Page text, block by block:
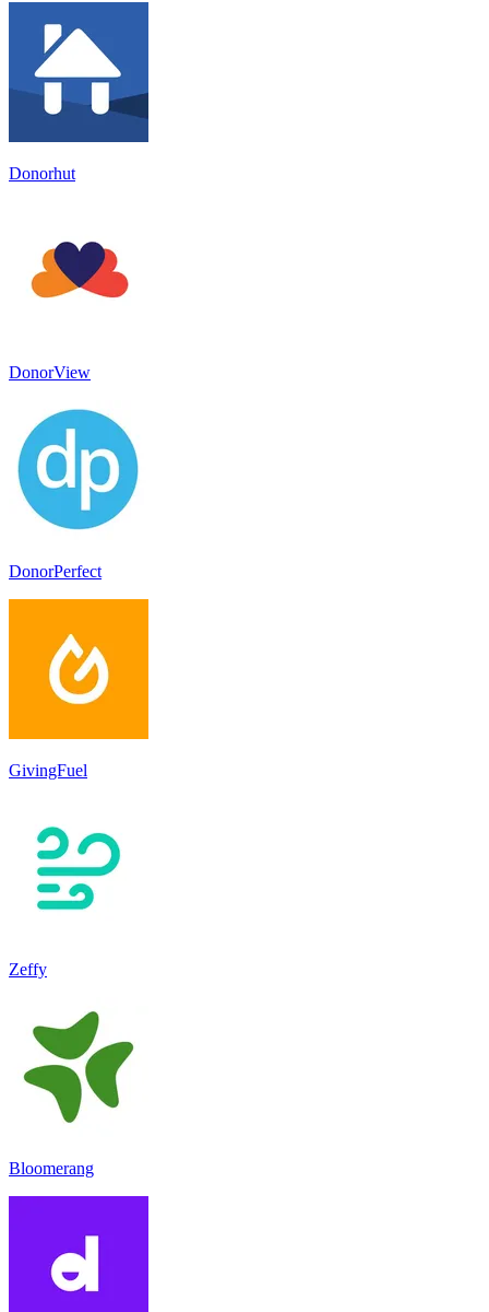
Donorhut
DonorView
DonorPerfect
GivingFuel
Zeffy
Bloomerang